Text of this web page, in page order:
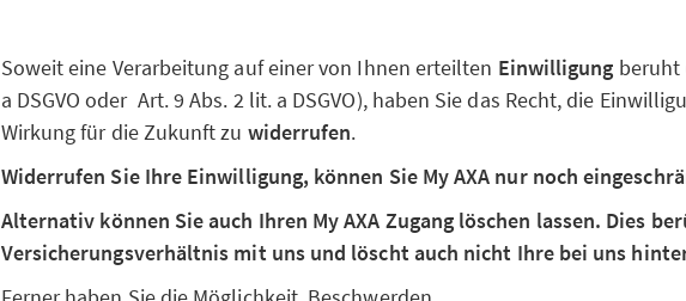
Soweit eine Verarbeitung auf einer von Ihnen erteilten Einwilligung beruht
a DSGVO oder Art. 9 Abs. 2 lit. a DSGVO), haben Sie das Recht, die
Wirkung für die Zukunft zu widerrufen.
Widerrufen Sie Ihre Einwilligung, können Sie My AXA nur noch
Alternativ können Sie auch Ihren My AXA Zugang löschen lassen. Dies
Versicherungsverhältnis mit uns und löscht auch nicht Ihre bei uns